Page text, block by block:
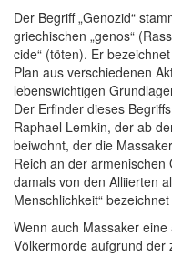
Der Begriff „Genozid“
griechischen „genos“
cide“ (töten). Er
Plan aus verschiedenen
lebenswichtigen
Der Erfinder dieses
Raphael Lemkin, der ab
beiwohnt, der die
Reich an der
damals von den Alliierten
Menschlichkeit“
Wenn auch Massaker
Völkermorde aufgrund der